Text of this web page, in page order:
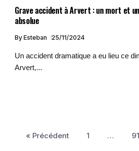
Grave accident à Arvert : un mort et
absolue
By Esteban 25/11/2024
Un accident dramatique a eu lieu ce
Arvert,...
« Précédent 1 … 91